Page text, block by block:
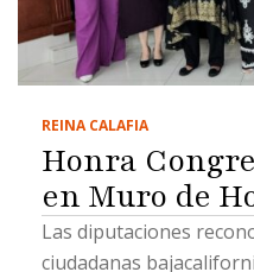
REINA CALAFIA
Honra
en Muro de
Las diputaciones
ciudadanas